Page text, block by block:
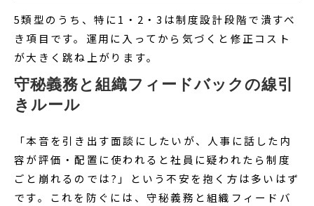
5類型のうち、特に1・2・3は制度設計段階で潰すべ
き項目です。運用に入ってから気づくと修正コスト
が大きく跳ね上がります。
守秘義務と組織フィードバックの線引
きルール
「本音を引き出す面談にしたいが、人事に話した内
容が評価・配置に使われると社員に疑われたら制度
ごと崩れるのでは?」という不安を抱く方は多いはず
です。これを防ぐには、守秘義務と組織フィードバ